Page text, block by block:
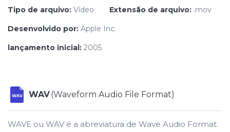
Tipo de arquivo: Vídeo Extensão de arquivo: .mov
Desenvolvido por: Apple Inc.
lançamento inicial: 2005
WAV WAV(Waveform Audio File Format)
WAVE ou WAV é a abreviatura de Wave Audio Format.